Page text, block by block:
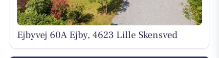
Ejbyvej 60A Ejby, 4623 Lille Skensved